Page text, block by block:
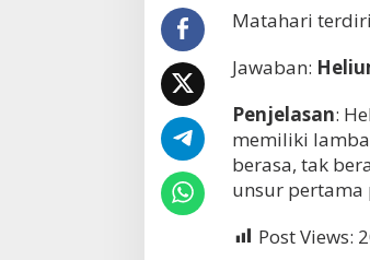
e
i
i
d
a
r
i
a
Matahari
Jawaban:
Penjelasan:
memiliki
berasa, tak
unsur pertama
Post Views: